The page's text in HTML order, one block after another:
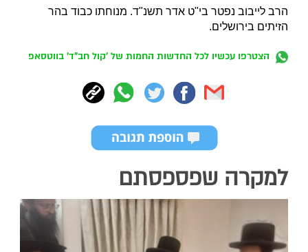
הרב לייבוב נפטר בי"ט אדר תשנ"ד. מנוחתו כבוד בהר
הזיתים בירושלים.
הצטרפו עכשיו לכל החדשות החמות של 'קול חב"ד' בווטסאפ
למקרה שפספסתם